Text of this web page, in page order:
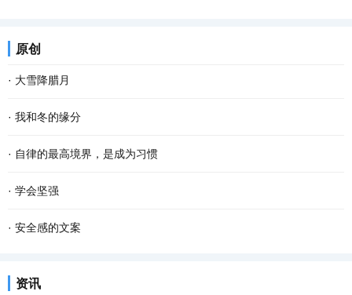
原创
· 大雪降腊月
· 我和冬的缘分
· 自律的最高境界，是成为习惯
· 学会坚强
· 安全感的文案
资讯